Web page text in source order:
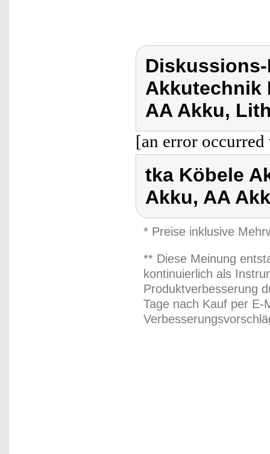
Akkutechnik
AA Akku,
[an error
tka Köbele
Akku, AA
* Preise inklusive
** Diese Meinung
kontinuierlich als
Produktverbesserung
Tage nach Kauf per E-